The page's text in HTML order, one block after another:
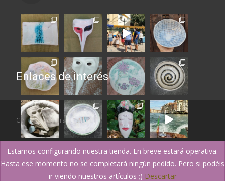
Enlaces de interés
Copyright © Ceramica de Luz
Estamos configurando nuestra tienda. En breve estará operativa.
Hasta ese momento no se completará ningún pedido. Pero si podéis
ir viendo nuestros artículos ;) Descartar